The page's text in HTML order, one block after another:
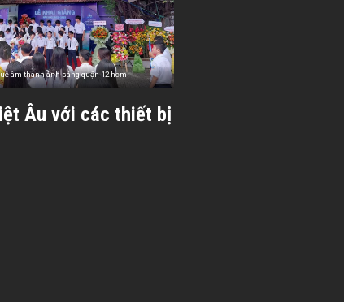
âm thanh ánh sáng quận 12 hcm
Âu với các thiết bị